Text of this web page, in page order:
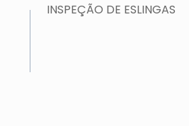
INSPEÇÃO DE ESLINGAS